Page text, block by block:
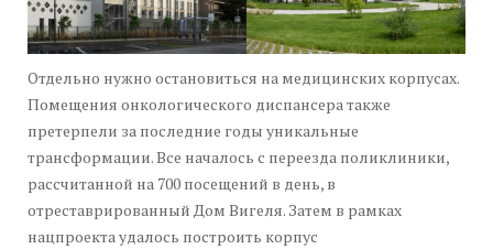
Отдельно нужно остановиться на медицинских корпусах.
Помещения онкологического диспансера также
претерпели за последние годы уникальные
трансформации. Все началось с переезда поликлиники,
рассчитанной на 700 посещений в день, в
отреставрированный Дом Вигеля. Затем в рамках
нацпроекта удалось построить корпус